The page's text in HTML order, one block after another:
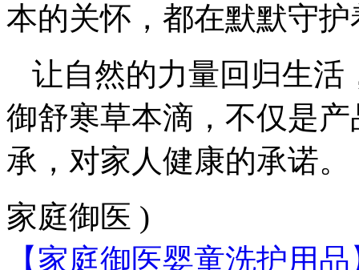
本的关怀，都在默默守
让自然的力量回归生活
御舒寒草本滴，不仅是
承，对家人健康的承诺。
家庭御医 )
【家庭御医婴童洗护用